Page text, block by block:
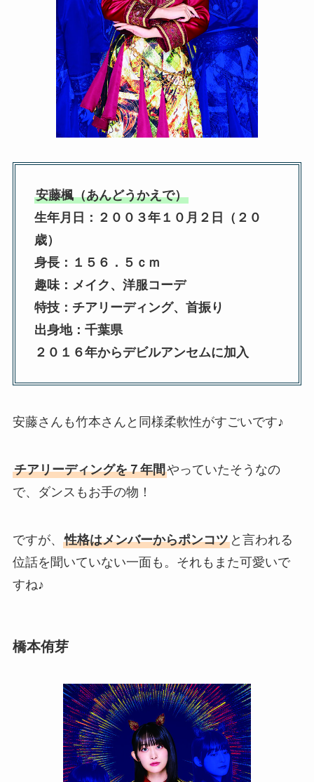
安藤楓（あんどうかえで）
生年月日：２００３年１０月２日（２０
歳）
身長：１５６．５ｃｍ
趣味：メイク、洋服コーデ
特技：チアリーディング、首振り
出身地：千葉県
２０１６年からデビルアンセムに加入
安藤さんも竹本さんと同様柔軟性がすごいです♪
チアリーディングを７年間やっていたそうなの
で、ダンスもお手の物！
ですが、 性格はメンバーからポンコツと言われる
位話を聞いていない一面も。それもまた可愛いで
すね♪
橋本侑芽